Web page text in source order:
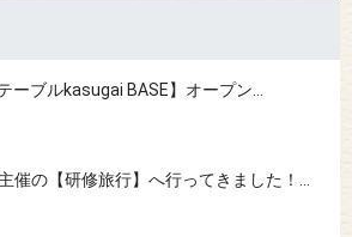
ーブルkasugai BASE】オープン…
催の【研修旅行】へ行ってきました！…